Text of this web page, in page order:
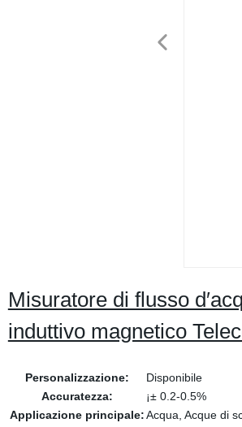
Misuratore di flusso
induttivo magnetico
Personalizzazione:
Disponibile
Accuratezza:
¡± 0.2-0.5%
Applicazione principale:Acqua, Acque di